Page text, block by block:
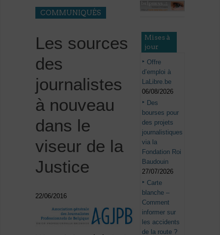
COMMUNIQUÉS
Les sources
des
journalistes
à nouveau
dans le
viseur de la
Justice
22/06/2016
Mises à
jour
Offre
d’emploi à
LaLibre.be
06/08/2026
Des
bourses pour
des projets
journalistiques
via la
Fondation Roi
Baudouin
27/07/2026
Carte
blanche –
Comment
informer sur
les accidents
de la route ?